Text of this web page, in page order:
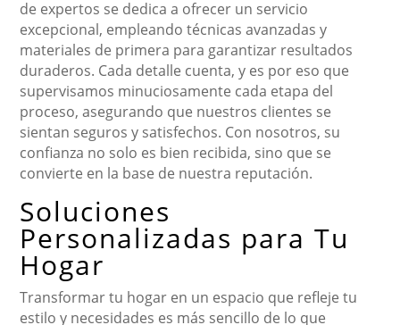
de expertos se dedica a ofrecer un servicio
excepcional, empleando técnicas avanzadas y
materiales de primera para garantizar resultados
duraderos. Cada detalle cuenta, y es por eso que
supervisamos minuciosamente cada etapa del
proceso, asegurando que nuestros clientes se
sientan seguros y satisfechos. Con nosotros, su
confianza no solo es bien recibida, sino que se
convierte en la base de nuestra reputación.
Soluciones
Personalizadas para Tu
Hogar
Transformar tu hogar en un espacio que refleje tu
estilo y necesidades es más sencillo de lo que